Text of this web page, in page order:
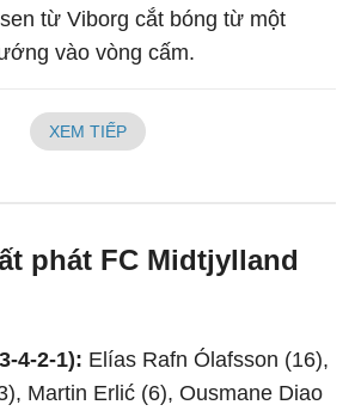
từ Viborg cắt bóng từ một
vào vòng cấm.
XEM TIẾP
phát FC Midtjylland
4-2-1): Elías Rafn Ólafsson (16),
Martin Erlić (6), Ousmane Diao